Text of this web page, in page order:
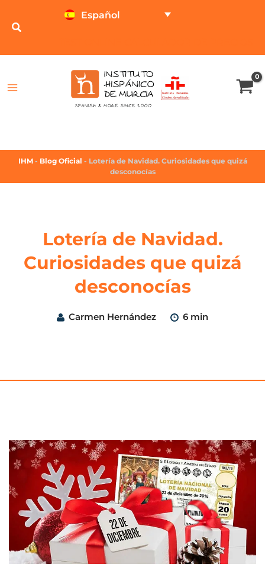
Español
IHM - Blog Oficial - Lotería de Navidad. Curiosidades que quizá
desconocías
Lotería de Navidad.
Curiosidades que quizá
desconocías
Carmen Hernández 6 min